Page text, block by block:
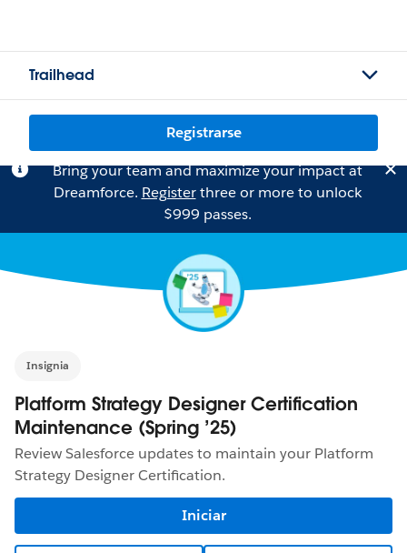
Trailhead
Registrarse
Bring your team and maximize your impact at
Dreamforce. Registerthree or more to unlock
$999 passes.
Insignia
Platform Strategy Designer Certification
Maintenance (Spring ’25)
Review Salesforce updates to maintain your Platform
Strategy Designer Certification.
Iniciar